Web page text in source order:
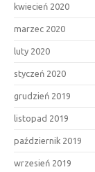
kwiecień 2020
marzec 2020
luty 2020
styczeń 2020
grudzień 2019
listopad 2019
październik 2019
wrzesień 2019